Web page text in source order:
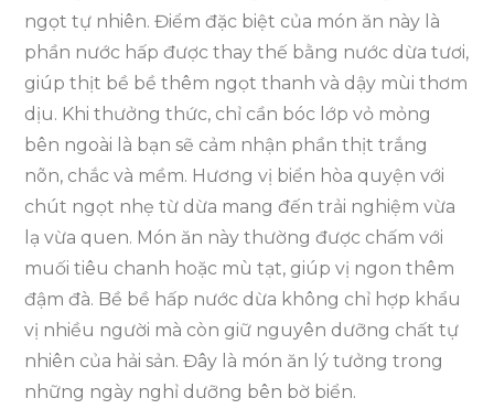
ngọt tự nhiên. Điểm đặc biệt của món ăn này là
phần nước hấp được thay thế bằng nước dừa tươi,
giúp thịt bề bề thêm ngọt thanh và dậy mùi thơm
dịu. Khi thưởng thức, chỉ cần bóc lớp vỏ mỏng
bên ngoài là bạn sẽ cảm nhận phần thịt trắng
nõn, chắc và mềm. Hương vị biển hòa quyện với
chút ngọt nhẹ từ dừa mang đến trải nghiệm vừa
lạ vừa quen. Món ăn này thường được chấm với
muối tiêu chanh hoặc mù tạt, giúp vị ngon thêm
đậm đà. Bề bề hấp nước dừa không chỉ hợp khẩu
vị nhiều người mà còn giữ nguyên dưỡng chất tự
nhiên của hải sản. Đây là món ăn lý tưởng trong
những ngày nghỉ dưỡng bên bờ biển.